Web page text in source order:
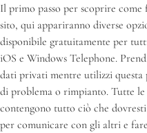
Il primo passo per scoprire
sito, qui appariranno diverse
disponibile gratuitamente per
iOS e Windows Telephone.
dati privati mentre utilizzi
di problema o rimpianto. Tutte
contengono tutto ciò che
per comunicare con gli altri e